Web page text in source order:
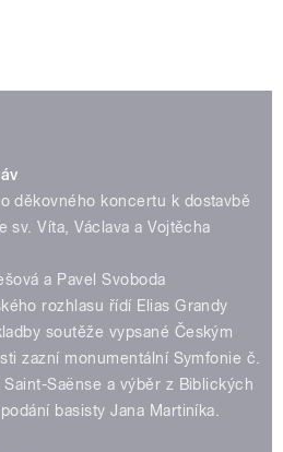
děkovného koncertu k dostavbě
sv. Víta, Václava a Vojtěcha
a Pavel Svoboda
rozhlasu řídí Elias Grandy
soutěže vypsané Českým
zazní monumentální Symfonie č.
Saënse a výběr z Biblických
basisty Jana Martiníka.